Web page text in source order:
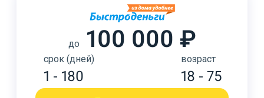
до 100 000 ₽
срок (дней)
1 - 180
возраст
18 - 75